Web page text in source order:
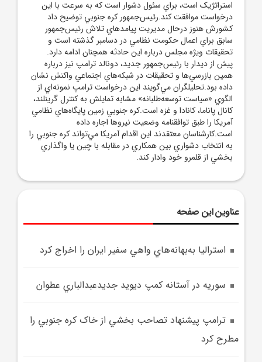
استراتژيک است، براي سئول دشوار است که به سرعت با اين
درخواست موافقت کند.رئيس‌جمهور کره جنوبي توضيح داد
کشورش هنوز درحال مديريت پيامدهاي تلاش رئيس‌جمهور
سابق براي اعمال حکومت نظامي در دسامبر گذشته است و
تحقيقات ويژه مجلس درباره اين حادثه همچنان ادامه دارد.
پيش از ديدار با رئيس‌جمهور جديد، دونالد ترامپ نيز درباره
همين بازرسي‌ها و تحقيقات در شبکه‌هاي اجتماعي واکنش نشان
داده بود.تحليلگران مي‌گويند اين درخواست ترامپ نمونه‌اي از
الگوي «سياست توسعه‌طلبانه» مشابه تمايلش به کنترل گرينلند،
کانال پاناما، کانادا و غزه است.کره جنوبي زمين پايگاه‌هاي نظامي
آمريکا را طبق توافقنامه وضعيت نيروها اجاره داده
است.کارشناسان معتقدند اين اقدام آمريکا مي‌تواند کره جنوبي را
به انتخاب دشواري بين همکاري در مقابله با چين يا واگذاري
بخشي از قلمرو خود وادار کند.
عناوین این صفحه
استراليا به‌بهانه‌هاي واهي سفير ايران را اخراج کرد
سوريه در آستانه کمپ ديويد جديدعبدالباري عطوان
ترامپ پيشنهاد تصاحب بخشي از خاک کره جنوبي را
مطرح کرد